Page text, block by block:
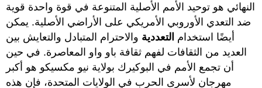
النهائي هو توحيد الأمم الأصلية المتنوعة في قوة واحدة قوية
ضد التعدي الأوروبي الأمريكي على الأراضي الأصلية. يمكن
أيضًا استخدام التعددية والاحترام المتبادل والتعايش بين
العديد من الثقافات لفهم ثقافة باو واو المعاصرة. في حين
أن تجمع الأمم في البوكيرك بولاية نيو مكسيكو هو أكبر
مهرجان لأسرى الحرب في الولايات المتحدة، فإن هذه